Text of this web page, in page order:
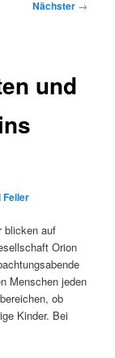
Nächster →
und
Feiler
blicken auf
Orion
Menschen jeden
ob
Kinder. Bei